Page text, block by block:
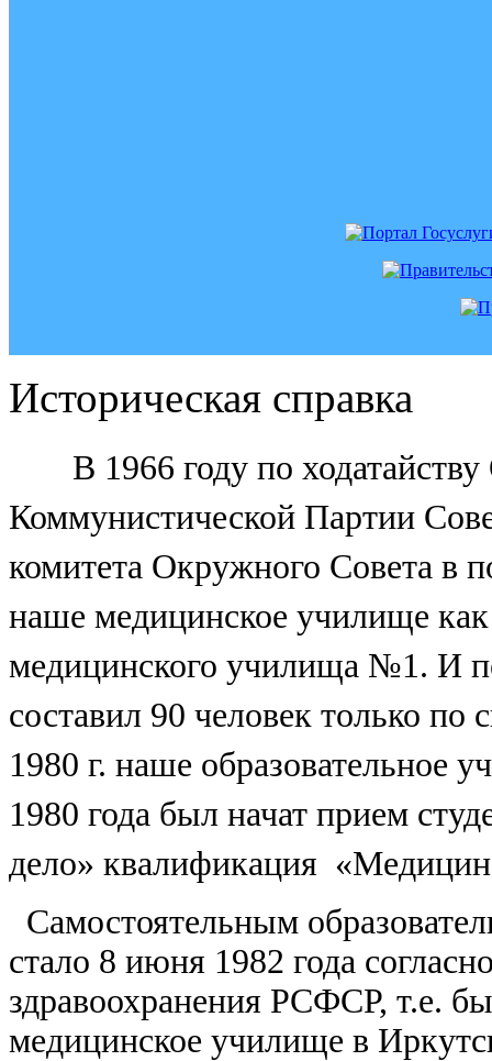
Историческая справка
В 1966 году по
Коммунистической Партии
комитета Окружного Совета в
наше медицинское училище
медицинского училища №1. И
составил 90 человек только по
1980 г. наше образовательное
1980 года был начат прием
дело» квалификация
Самостоятельным
стало 8 июня 1982 года
здравоохранения РСФСР, т.е.
медицинское училище в